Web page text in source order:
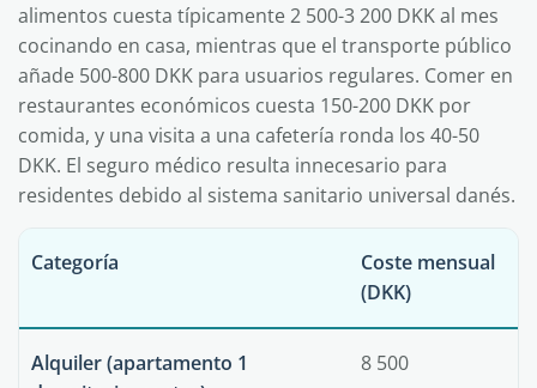
alimentos cuesta típicamente 2 500-3 200 DKK al mes
cocinando en casa, mientras que el transporte público
añade 500-800 DKK para usuarios regulares. Comer en
restaurantes económicos cuesta 150-200 DKK por
comida, y una visita a una cafetería ronda los 40-50
DKK. El seguro médico resulta innecesario para
residentes debido al sistema sanitario universal danés.
Categoría
Coste mensual
(DKK)
Alquiler (apartamento 1
8 500